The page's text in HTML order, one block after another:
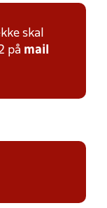
skal
på mail